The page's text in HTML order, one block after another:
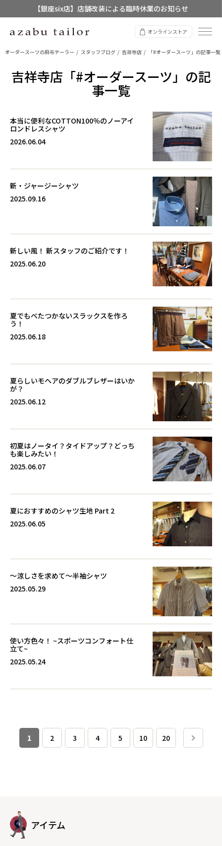
【銀座six店】店舗改装による臨時休業のお知らせ
【店舗限定】レディースオーダースーツ
オンラインストア
オーダースーツの麻布テーラー スタッフブログ 吉祥寺店 「#オーダースーツ」の記事一覧
吉祥寺店「#オーダースーツ」の記
事一覧
本当に便利なCOTTON100％のノーアイ
ロンドレスシャツ
2026.06.04
新・ジャージーシャツ
2025.09.16
新しい風！ 新スタッフのご紹介です！
2025.06.20
夏でもべたつかないスラックスを作ろ
う！
2025.06.18
夏らしいモヘアのダブルブレザーはいか
が？
2025.06.12
初夏はノータイ？タイドアップ？どっち
も楽しみたい！
2025.06.07
夏におすすめのシャツ生地 Part 2
2025.06.05
～涼しさを求めて～半袖シャツ
2025.05.29
使い方色々！ ~スポーツコンフォート仕
立て~
2025.05.24
1 2 3 4 5 10 20
アイテム